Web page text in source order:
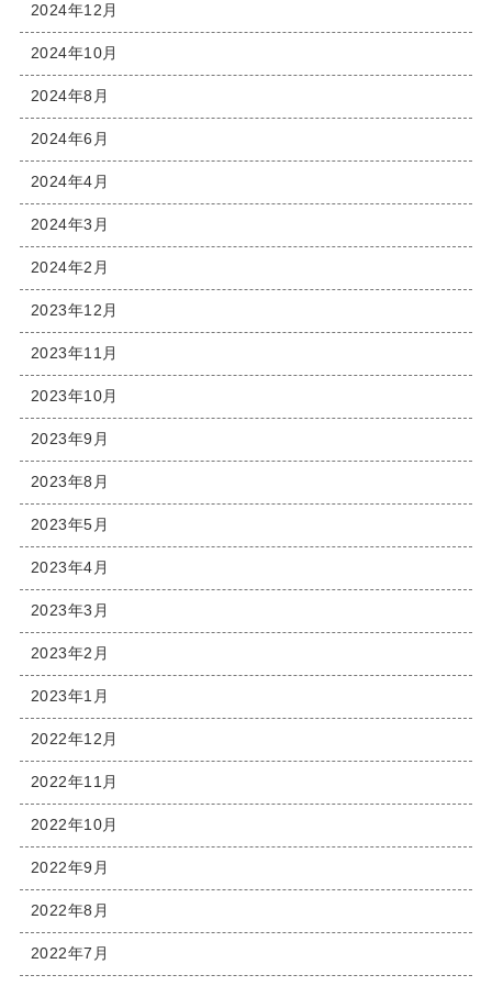
2024年12月
2024年10月
2024年8月
2024年6月
2024年4月
2024年3月
2024年2月
2023年12月
2023年11月
2023年10月
2023年9月
2023年8月
2023年5月
2023年4月
2023年3月
2023年2月
2023年1月
2022年12月
2022年11月
2022年10月
2022年9月
2022年8月
2022年7月